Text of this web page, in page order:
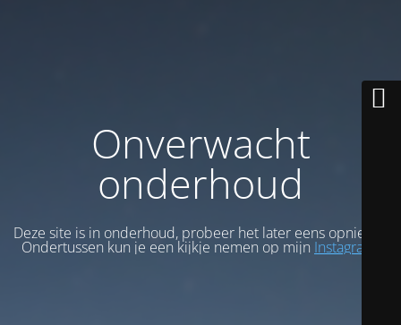
Onverwacht
onderhoud
Deze site is in onderhoud, probeer het later eens opnieuw.
Ondertussen kun je een kijkje nemen op mijn Instagram